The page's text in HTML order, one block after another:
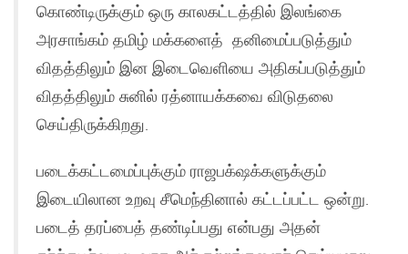
கொண்டிருக்கும் ஒரு காலகட்டத்தில் இலங்கை
அரசாங்கம் தமிழ் மக்களைத் தனிமைப்படுத்தும்
விதத்திலும் இன இடைவெளியை அதிகப்படுத்தும்
விதத்திலும் சுனில் ரத்னாயக்கவை விடுதலை
செய்திருக்கிறது.
படைக்கட்டமைப்புக்கும் ராஜபக்‌ஷக்களுக்கும்
இடையிலான உறவு சீமெந்தினால் கட்டப்பட்ட ஒன்று.
படைத் தரப்பைத் தண்டிப்பது என்பது அதன்